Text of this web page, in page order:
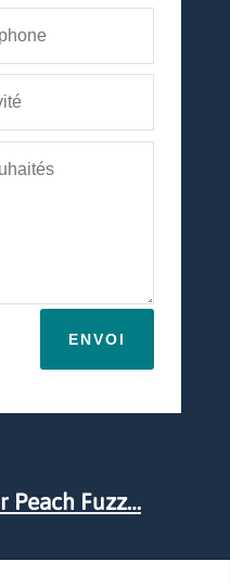
ENVOI
Peach Fuzz…